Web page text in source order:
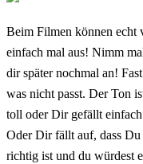
Beim Filmen können echt
einfach mal aus! Nimm
dir später nochmal an!
was nicht passt. Der Ton
toll oder Dir gefällt
Oder Dir fällt auf, dass Du
richtig ist und du würdest